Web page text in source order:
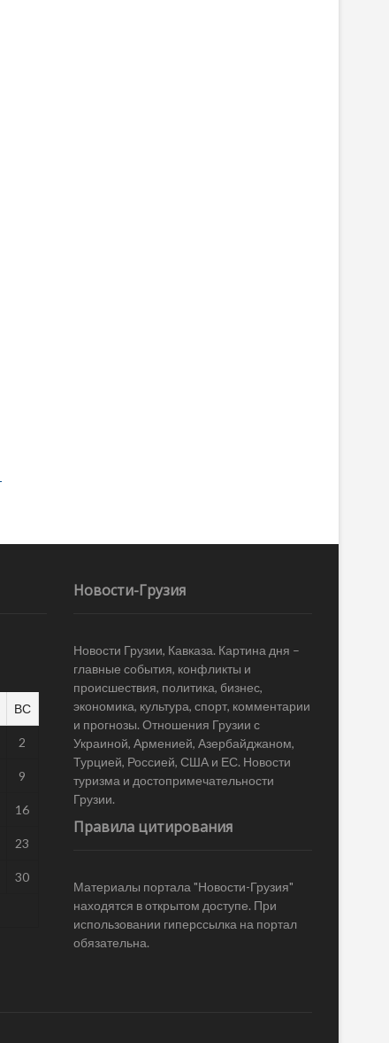
ВС
2
9
16
23
30
Новости-Грузия
Новости Грузии, Кавказа. Картина дня –
главные события, конфликты и
происшествия, политика, бизнес,
экономика, культура, спорт, комментарии
и прогнозы. Отношения Грузии с
Украиной, Арменией, Азербайджаном,
Турцией, Россией, США и ЕС. Новости
туризма и достопримечательности
Грузии.
Правила цитирования
Материалы портала "Новости-Грузия"
находятся в открытом доступе. При
использовании гиперссылка на портал
обязательна.